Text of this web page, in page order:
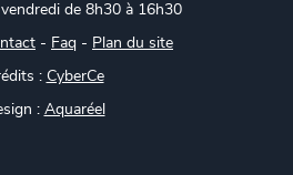
de 8h30 à 16h30
- Faq - Plan du site
: CyberCe
: Aquaréel